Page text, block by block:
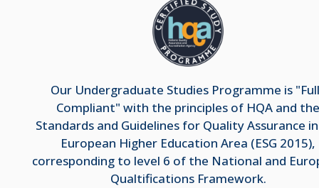
Our Undergraduate Studies Programme is
Compliant" with the principles of HQA and the
Standards and Guidelines for Quality Assurance
European Higher Education Area (ESG 2015),
corresponding to level 6 of the National and
Qualtifications Framework.